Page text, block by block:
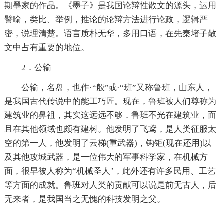
期墨家的作品。《墨子》是我国论辩性散文的源头，运用
譬喻，类比、举例，推论的论辩方法进行论政，逻辑严
密，说理清楚。语言质朴无华，多用口语，在先秦堵子散
文中占有重要的地位。
2．公输
公输，名盘，也作·“般”或·“班”又称鲁班，山东人，
是我国古代传说中的能工巧匠。现在，鲁班被人们尊称为
建筑业的鼻祖，其实这远远不够．鲁班不光在建筑业，而
且在其他领域也颇有建树。他发明了飞鸢，是人类征服太
空的第一人，他发明了云梯(重武器)，钩钜(现在还用)以
及其他攻城武器，是一位伟大的军事科学家，在机械方
面，很早被人称为“机械圣人”，此外还有许多民用、工艺
等方面的成就。鲁班对人类的贡献可以说是前无古人，后
无来者，是我国当之无愧的科技发明之父。